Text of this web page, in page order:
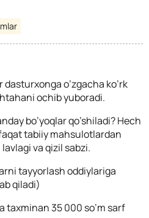
o’zgacha ko’rk
ochib yuboradi.
bo’yoqlar qo’shiladi? Hech
tabiiy mahsulotlardan
va qizil sabzi.
tayyorlash oddiylariga
qiladi)
taxminan 35 000 so’m sarf